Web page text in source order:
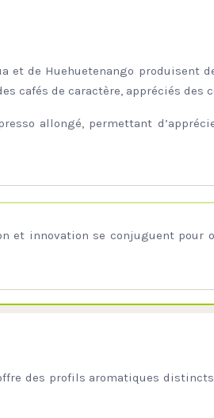
de Huehuetenango produisent
cafés de caractère, appréciés des
allongé, permettant
et innovation se conjuguent pour
des profils aromatiques